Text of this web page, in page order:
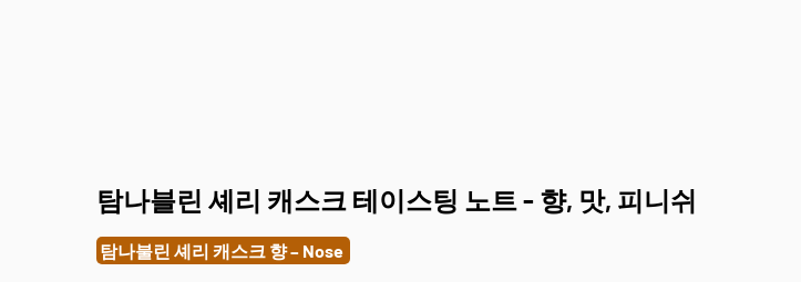
탐나블린 셰리 캐스크 테이스팅 노트 - 향, 맛, 피니쉬
탐나불린 셰리 캐스크 향 – Nose